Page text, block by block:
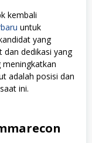
kembali
untuk
yang
dan dedikasi yang
adalah posisi dan
ini.